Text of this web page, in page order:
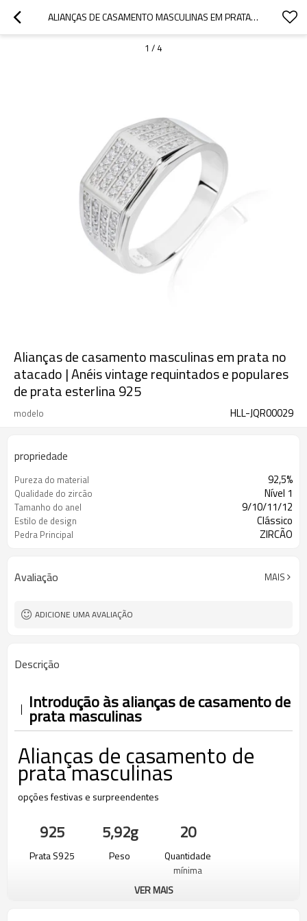
ALIANÇAS DE CASAMENTO MASCULINAS EM PRATA NO ATACADO | ANÉIS VINTAGE REQUINTADOS E POPULARES DE PRATA ESTERLINA 925
1 / 4
Alianças de casamento masculinas em prata no
atacado | Anéis vintage requintados e populares
de prata esterlina 925
modelo HLL-JQR00029
propriedade
Pureza do material 92,5%
Qualidade do zircão Nível 1
Tamanho do anel 9/10/11/12
Estilo de design Clássico
Pedra Principal ZIRCÃO
Avaliação MAIS
ADICIONE UMA AVALIAÇÃO
Descrição
Introdução às alianças de casamento de
prata masculinas
Alianças de casamento de
prata masculinas
opções festivas e surpreendentes
925
Prata S925
5,92g
Peso
20
Quantidade
mínima
VER MAIS